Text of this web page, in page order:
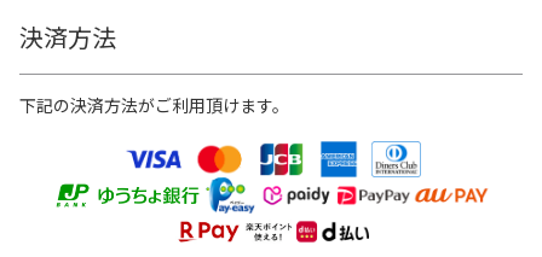
決済方法
下記の決済方法がご利用頂けます。